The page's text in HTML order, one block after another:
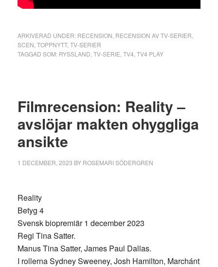
ARKIVERAD UNDER: RECENSION RECENSION AV TV-SERIER
SCEN TOPPNYTT, TV-SERIER
TAGGAD SOM: RYSSLAND TV-SERIE TV4 TV4 PLAY
Filmrecension: Reality –
avslöjar makten ohyggliga
ansikte
1 DECEMBER, 2023 BY ROSEMARI SÖDERGREN
Reality
Betyg 4
Svensk biopremiär 1 december 2023
Regi Tina Satter.
Manus Tina Satter, James Paul Dallas.
I rollerna Sydney Sweeney, Josh Hamilton, Marchánt